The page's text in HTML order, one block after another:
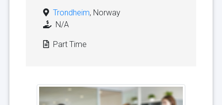
Trondheim, Norway
N/A
Part Time